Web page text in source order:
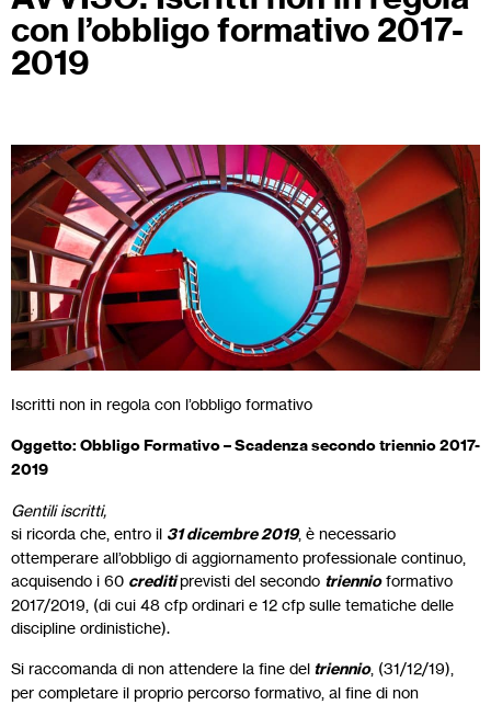
con l’obbligo formativo 2017-
2019
Iscritti non in regola con l’obbligo formativo
Oggetto: Obbligo Formativo – Scadenza secondo triennio 2017-
2019
Gentili iscritti,
si ricorda che, entro il 31 dicembre 2019, è necessario
ottemperare all’obbligo di aggiornamento professionale continuo,
acquisendo i 60 creditiprevisti del secondo triennioformativo
2017/2019, (di cui 48 cfp ordinari e 12 cfp sulle tematiche delle
discipline ordinistiche).
Si raccomanda di non attendere la fine del triennio, (31/12/19),
per completare il proprio percorso formativo, al fine di non